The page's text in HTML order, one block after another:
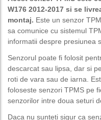
W176 2012-2017 si se
montaj. Este un senzor
sa comunice cu sistemul
informatii despre presiunea
Senzorul poate fi folosit
descarcat sau lipsa, dar si
roti de vara sau de iarna.
foloseste senzori TPMS pe
senzorilor intre doua seturi
Daca nu sunteti sigur ca